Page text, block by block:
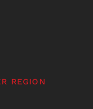
REGION